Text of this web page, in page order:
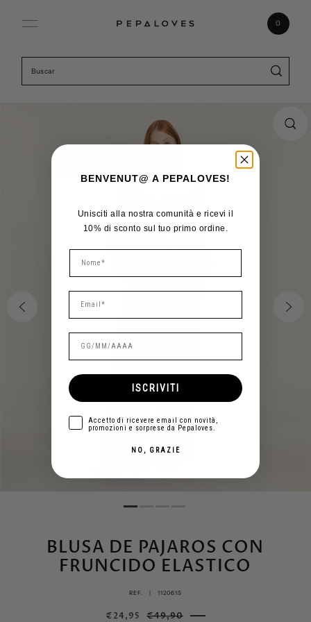
0
BLUSA DE PAJAROS CON
FRUNCIDO ELASTICO
REF. | 112061S
€24,95 €49,90
BENVENUT@ A PEPALOVES!
Unisciti alla nostra comunità e ricevi il
10% di sconto sul tuo primo ordine.
ISCRIVITI
aceptarAccetto di ricevere email con novità,
promozioni e sorprese da Pepaloves.
NO, GRAZIE